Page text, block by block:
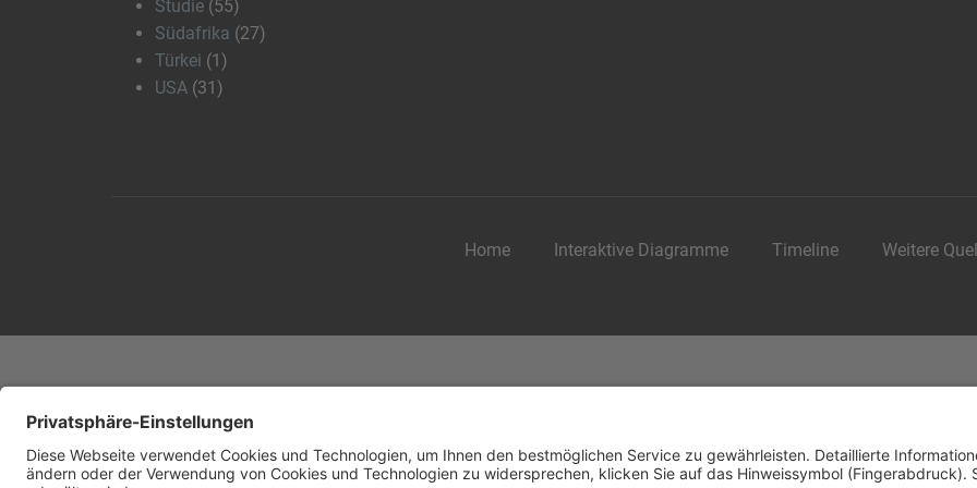
Studie (55)
Südafrika (27)
Türkei (1)
USA (31)
Home Interaktive Diagramme Timeline Weitere